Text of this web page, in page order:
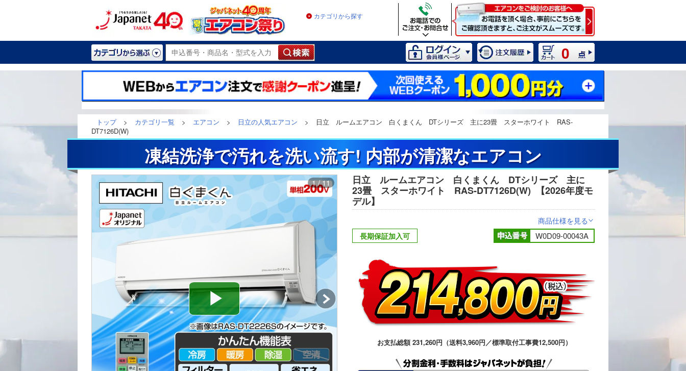
カテゴリから探す
0
トップ > カテゴリ一覧 > エアコン > 日立の人気エアコン >
日立 ルームエアコン 白くまくん DTシリーズ 主に23畳 スターホワイト RAS-
DT7126D(W)
凍結洗浄で汚れを洗い流す! 内部が清潔なエアコン
1 / 11 2 / 11
日立 ルームエアコン 白くまくん DTシリーズ 主に
23畳 スターホワイト RAS-DT7126D(W)
【2026年度モ
デル】
商品仕様を見る>
長期保証加入可 W0D09-00043A
お支払総額 231,260円（送料3,960円／標準取付工事費12,500円）